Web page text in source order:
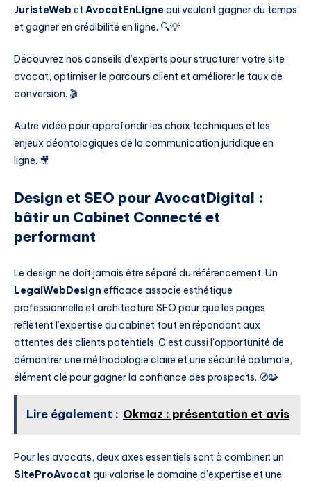
JuristeWeb etAvocatEnLignequi veulent gagner du temps
et gagner en crédibilité en ligne. 🔍💡
Découvrez nos conseils d’experts pour structurer votre site
avocat, optimiser le parcours client et améliorer le taux de
conversion. 🎬
Autre vidéo pour approfondir les choix techniques et les
enjeux déontologiques de la communication juridique en
ligne. 🎥
Design et SEO pour AvocatDigital :
bâtir un Cabinet Connecté et
performant
Le design ne doit jamais être séparé du référencement. Un
LegalWebDesign efficace associe esthétique
professionnelle et architecture SEO pour que les pages
reflètent l’expertise du cabinet tout en répondant aux
attentes des clients potentiels. C’est aussi l’opportunité de
démontrer une méthodologie claire et une sécurité optimale,
élément clé pour gagner la confiance des prospects. 🧭🧩
Lire également : Okmaz : présentation et avis
Pour les avocats, deux axes essentiels sont à combiner: un
SiteProAvocat qui valorise le domaine d’expertise et une